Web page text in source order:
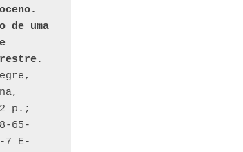
de uma
.
p.;
65-
7 E-